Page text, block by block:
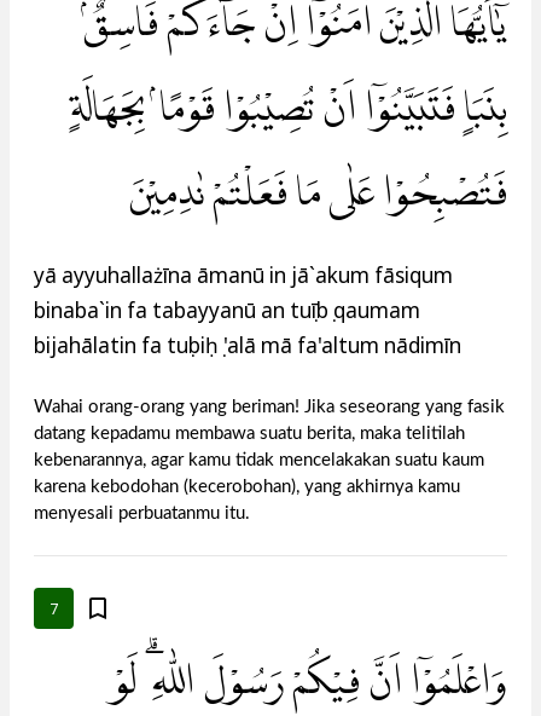
يٰٓاَيُّهَا الَّذِيْنَ اٰمَنُوْٓا اِنْ جَاۤءَكُمْ فَاسِقٌۢ
بِنَبَاٍ فَتَبَيَّنُوْٓا اَنْ تُصِيْبُوْا قَوْمًاۢ بِجَهَالَةٍ
فَتُصْبِحُوْا عَلٰى مَا فَعَلْتُمْ نٰدِمِيْنَ
yā ayyuhallażīna āmanū in jā`akum fāsiqum
binaba`in fa tabayyanū an tuṣībụ qaumam
bijahālatin fa tuṣbiḥụ 'alā mā fa'altum nādimīn
Wahai orang-orang yang beriman! Jika seseorang yang fasik
datang kepadamu membawa suatu berita, maka telitilah
kebenarannya, agar kamu tidak mencelakakan suatu kaum
karena kebodohan (kecerobohan), yang akhirnya kamu
menyesali perbuatanmu itu.
7
وَاعْلَمُوْٓا اَنَّ فِيْكُمْ رَسُوْلَ اللّٰهِ ۗ لَوْ